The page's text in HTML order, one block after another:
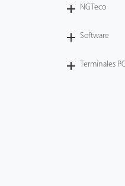
NGTeco
Software
Terminales